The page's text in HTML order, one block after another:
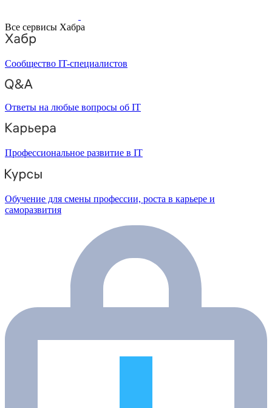
Все сервисы Хабра
Сообщество IT-специалистов
Ответы на любые вопросы об IT
Профессиональное развитие в IT
Обучение для смены профессии, роста в карьере и
саморазвития